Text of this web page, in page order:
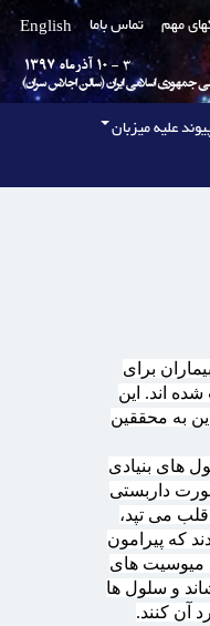
مهم تماس باما English
علیه میزبان
برای
اند. این
به محققین
های بنیادی
داربستی
می تپد،
که پیرامون
میوسیت های
و سلول ها
آن کنند.